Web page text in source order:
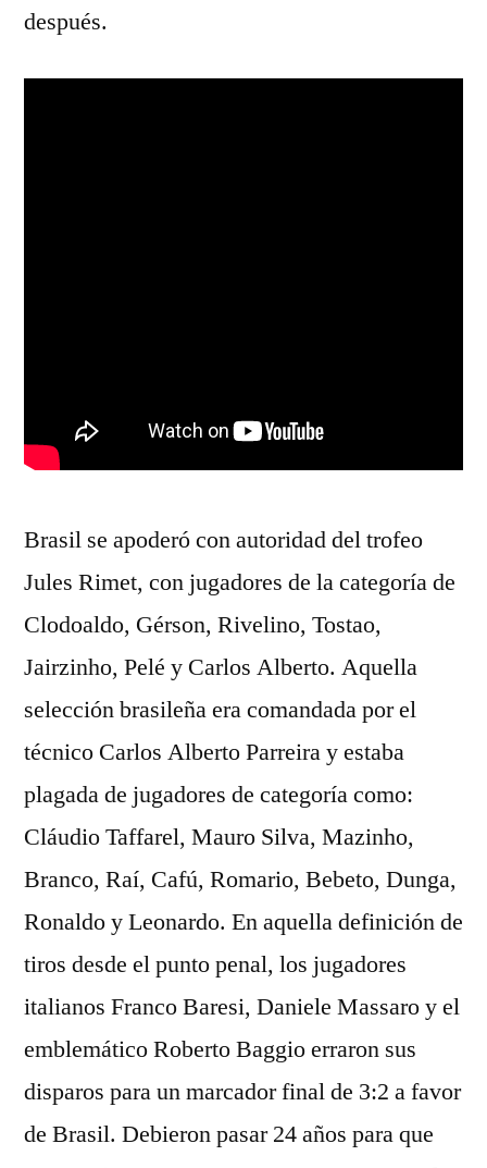
después.
Brasil se apoderó con autoridad del trofeo
Jules Rimet, con jugadores de la categoría de
Clodoaldo, Gérson, Rivelino, Tostao,
Jairzinho, Pelé y Carlos Alberto. Aquella
selección brasileña era comandada por el
técnico Carlos Alberto Parreira y estaba
plagada de jugadores de categoría como:
Cláudio Taffarel, Mauro Silva, Mazinho,
Branco, Raí, Cafú, Romario, Bebeto, Dunga,
Ronaldo y Leonardo. En aquella definición de
tiros desde el punto penal, los jugadores
italianos Franco Baresi, Daniele Massaro y el
emblemático Roberto Baggio erraron sus
disparos para un marcador final de 3:2 a favor
de Brasil. Debieron pasar 24 años para que